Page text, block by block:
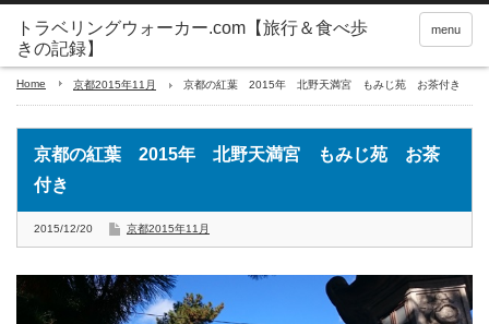
トラベリングウォーカー.com【旅行＆食べ歩
きの記録】
menu
Home 京都2015年11月 京都の紅葉 2015年 北野天満宮 もみじ苑 お茶付き
京都の紅葉 2015年 北野天満宮 もみじ苑 お茶
付き
2015/12/20 京都2015年11月